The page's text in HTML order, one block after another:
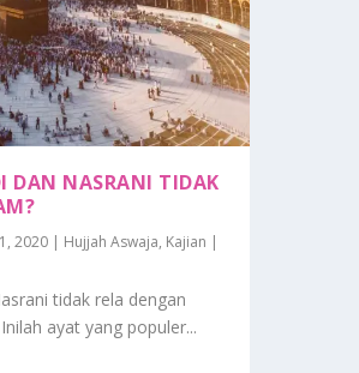
DAN NASRANI TIDAK
2020 | Hujjah Aswaja, Kajian |
tidak rela dengan
ayat yang populer...